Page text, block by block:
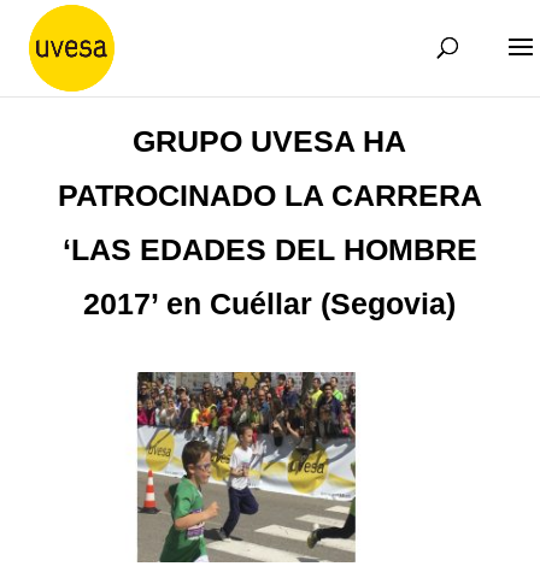
GRUPO UVESA HA
PATROCINADO LA CARRERA
‘LAS EDADES DEL HOMBRE
2017’ en Cuéllar (Segovia)